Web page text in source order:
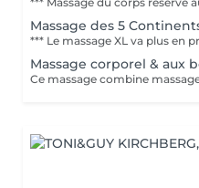
Massage des 5
Massage corporel & aux